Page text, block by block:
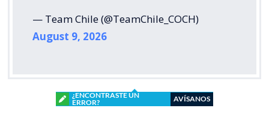
— Team Chile (@TeamChile_COCH)
August 9, 2026
¿ENCONTRASTE UN
ERROR?
AVÍSANOS